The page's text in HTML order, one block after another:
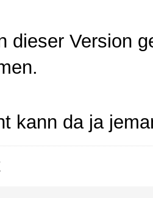
dieser Version
kann da ja